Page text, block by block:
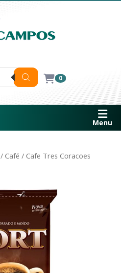
0
Menu
/ Café / Cafe Tres Coracoes